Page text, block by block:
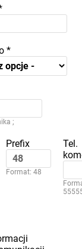
*
;
Prefix
Format: 48
Tel.